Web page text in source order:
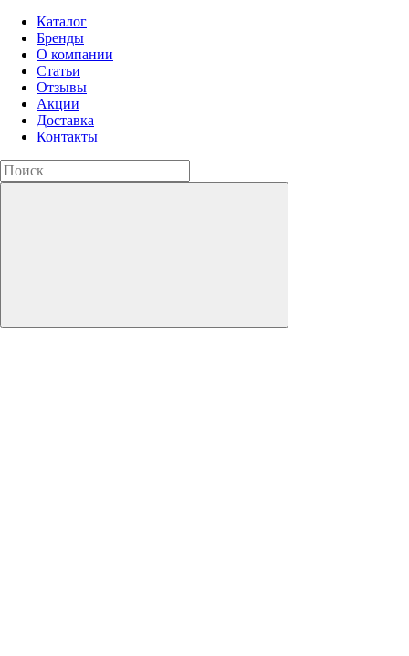
Каталог
Бренды
О компании
Статьи
Отзывы
Акции
Доставка
Контакты